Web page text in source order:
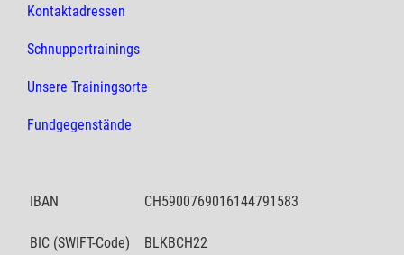
Kontaktadressen
Schnuppertrainings
Unsere Trainingsorte
Fundgegenstände
IBAN CH5900769016144791583
BIC (SWIFT-Code) BLKBCH22